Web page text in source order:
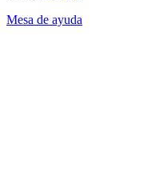
Mesa de ayuda